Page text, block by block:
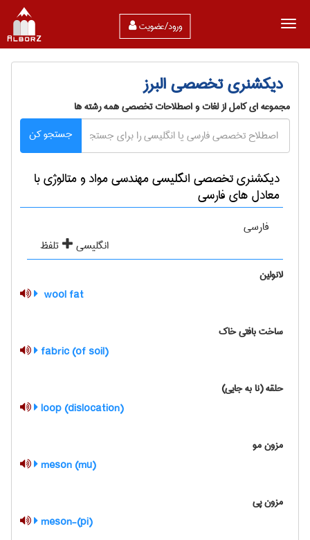
ورود/عضویت
دیکشنری تخصصی البرز
مجموعه ای کامل از لغات و اصطلاحات تخصصی همه رشته ها
جستجو کن
دیکشنری تخصصی انگلیسی مهندسی مواد و متالوژی با
معادل های فارسی
فارسی
انگلیسی
تلفظ
لانولین
‎ wool fat
ساخت بافتی خاک
(fabric (of soil
حلقه (نا به جایی)
(loop (dislocation
مزون مو
(mu) meson
مزون پی
(pi)-meson